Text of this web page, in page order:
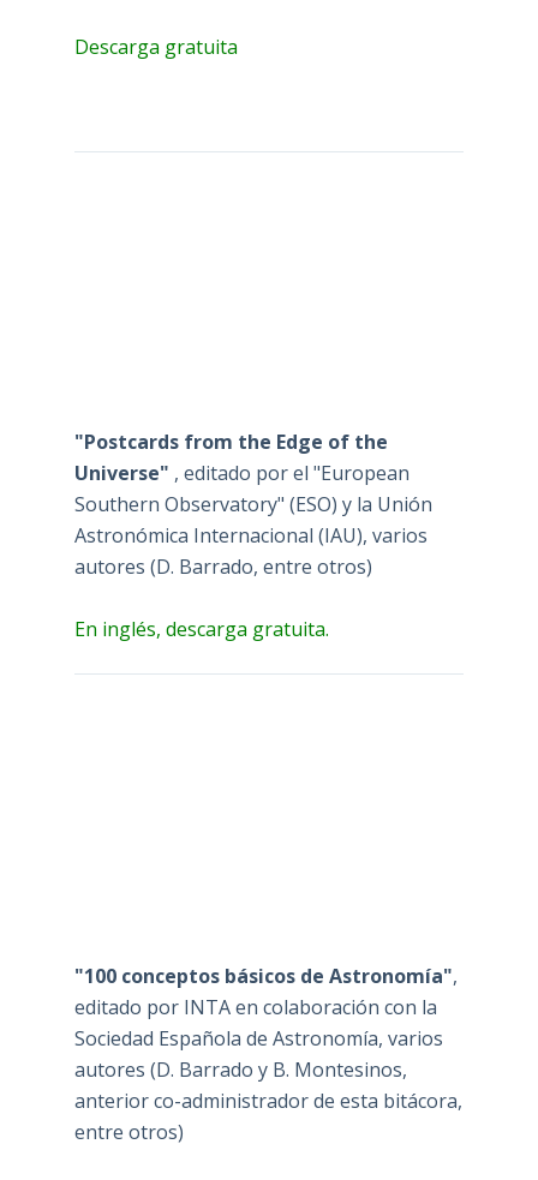
Descarga gratuita
"Postcards from the Edge of the
Universe" , editado por el "European
Southern Observatory" (ESO) y la Unión
Astronómica Internacional (IAU), varios
autores (D. Barrado, entre otros)
En inglés, descarga gratuita.
"100 conceptos básicos de Astronomía",
editado por INTA en colaboración con la
Sociedad Española de Astronomía, varios
autores (D. Barrado y B. Montesinos,
anterior co-administrador de esta bitácora,
entre otros)